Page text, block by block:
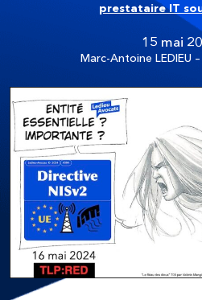
15 mai
Marc-Antoine LEDIEU
prestataire IT